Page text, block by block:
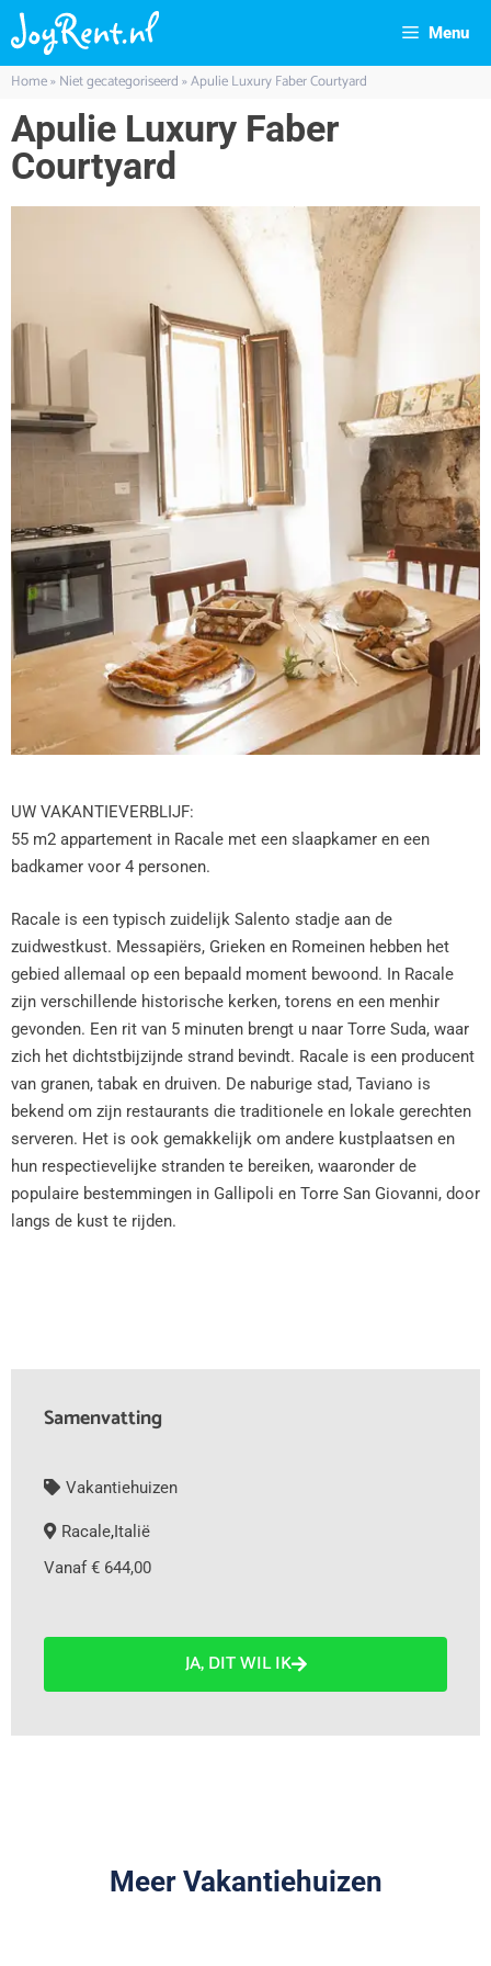
Menu
Home»Niet gecategoriseerd»Apulie Luxury Faber Courtyard
Apulie Luxury Faber
Courtyard
UW VAKANTIEVERBLIJF:
55 m2 appartement in Racale met een slaapkamer en een
badkamer voor 4 personen.
Racale is een typisch zuidelijk Salento stadje aan de
zuidwestkust. Messapiërs, Grieken en Romeinen hebben het
gebied allemaal op een bepaald moment bewoond. In Racale
zijn verschillende historische kerken, torens en een menhir
gevonden. Een rit van 5 minuten brengt u naar Torre Suda, waar
zich het dichtstbijzijnde strand bevindt. Racale is een producent
van granen, tabak en druiven. De naburige stad, Taviano is
bekend om zijn restaurants die traditionele en lokale gerechten
serveren. Het is ook gemakkelijk om andere kustplaatsen en
hun respectievelijke stranden te bereiken, waaronder de
populaire bestemmingen in Gallipoli en Torre San Giovanni, door
langs de kust te rijden.
Samenvatting
Vakantiehuizen
Racale,Italië
Vanaf € 644,00
JA, DIT WIL IK
Meer Vakantiehuizen